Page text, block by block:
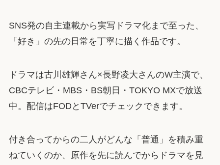
SNS発の自主連載から実写ドラマ化まで至った、
「好き」の先の日常を丁寧に描く作品です。
ドラマは古川雄輝さん×長野凌大さんのW主演で、
CBCテレビ・MBS・BS朝日・TOKYO MXで放送
中。配信はFODとTVerでチェックできます。
付き合ってからの二人がどんな「普通」を積み重
ねていくのか、原作を先に読んでからドラマを見